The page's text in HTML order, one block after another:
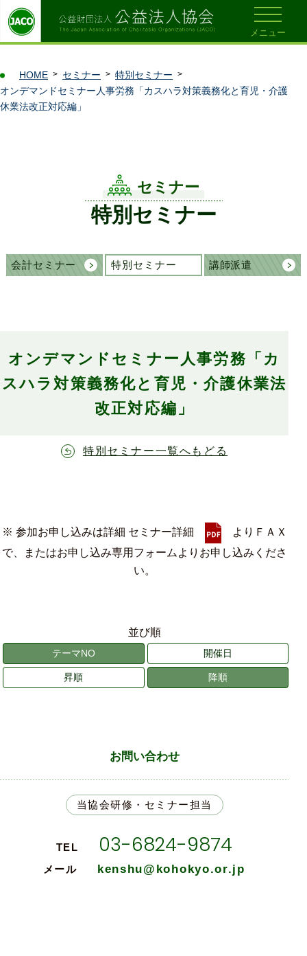
メニュー
HOME セミナー
特別セミナー
オンデマンドセミナー人事労務「カスハラ対策義務化と育児・介護
休業法改正対応編」
セミナー
特別セミナー
会計セミナー 特別セミナー 講師派遣
オンデマンドセミナー人事労務「カ
スハラ対策義務化と育児・介護休業法
改正対応編」
特別セミナー一覧へもどる
※ 参加お申し込みは詳細 セミナー詳細
よりＦＡＸ
で、またはお申し込み専用フォームよりお申し込みくださ
い。
並び順
テーマNO 開催日
昇順 降順
お問い合わせ
当協会研修・セミナー担当
TEL 03-6824-9874
メール kenshu@kohokyo.or.jp